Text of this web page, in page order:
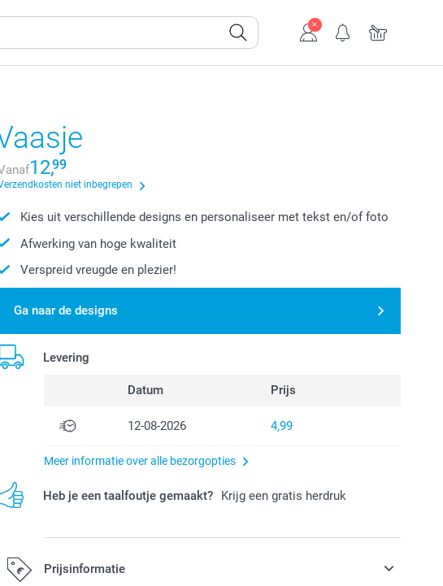
12,99
niet inbegrepen
Kies uit verschillende designs en personaliseer met tekst en/of foto
Afwerking van hoge kwaliteit
Verspreid vreugde en plezier!
Ga naar de designs
Levering
Datum Prijs
12-08-2026 4,99
Meer informatie over alle bezorgopties
Heb je een taalfoutje gemaakt? Krijg een gratis herdruk
Prijsinformatie